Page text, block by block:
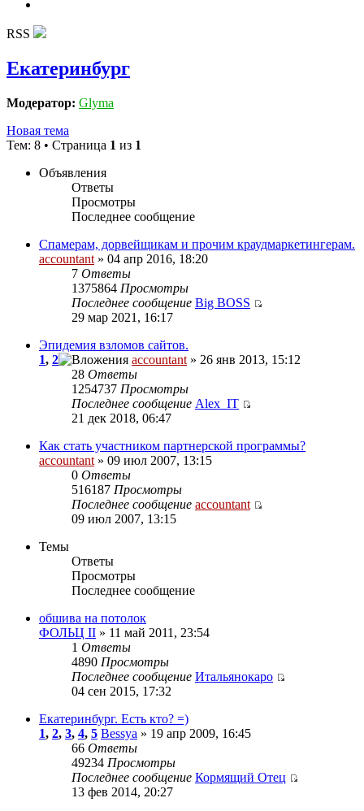
RSS
Екатеринбург
Модератор: Glyma
Новая тема
Тем: 8 • Страница 1 из 1
Объявления
Ответы
Просмотры
Последнее сообщение
Спамерам, дорвейщикам и прочим краудмаркетингерам.
accountant » 04 апр 2016, 18:20
7 Ответы
1375864 Просмотры
Последнее сообщение Big BOSS
29 мар 2021, 16:17
Эпидемия взломов сайтов.
1, 2 accountant » 26 янв 2013, 15:12
28 Ответы
1254737 Просмотры
Последнее сообщение Alex_IT
21 дек 2018, 06:47
Как стать участником партнерской программы?
accountant » 09 июл 2007, 13:15
0 Ответы
516187 Просмотры
Последнее сообщение accountant
09 июл 2007, 13:15
Темы
Ответы
Просмотры
Последнее сообщение
обшива на потолок
ФОЛЬЦ II » 11 май 2011, 23:54
1 Ответы
4890 Просмотры
Последнее сообщение Итальянокаро
04 сен 2015, 17:32
Екатеринбург. Есть кто? =)
1, 2, 3, 4, 5 Bessya » 19 апр 2009, 16:45
66 Ответы
49234 Просмотры
Последнее сообщение Кормящий Отец
13 фев 2014, 20:27